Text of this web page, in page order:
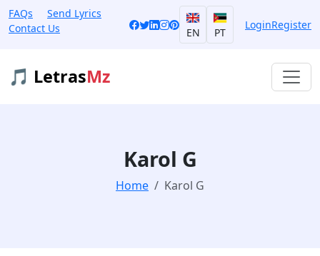
FAQs
Send Lyrics
Contact Us
EN PT
LoginRegister
🎵 LetrasMz
Karol G
Home Karol G